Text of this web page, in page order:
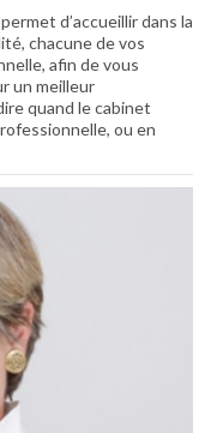
d’accueillir dans la
chacune de vos
afin de vous
un meilleur
quand le cabinet
ou en